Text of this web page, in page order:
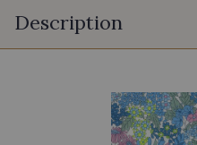
Description